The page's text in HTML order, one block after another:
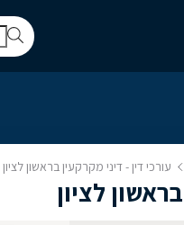
עורכי דין - דיני מקרקעין בראשון לציון
לציון